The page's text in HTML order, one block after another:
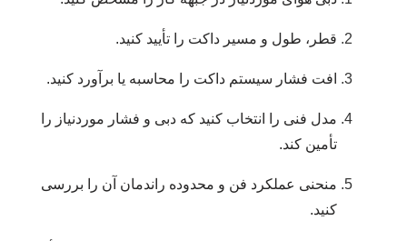
قطر، طول و مسیر داکت را تأیید کنید.
افت فشار سیستم داکت را محاسبه یا برآورد کنید.
مدل فنی را انتخاب کنید که دبی و فشار موردنیاز را
تأمین کند.
منحنی عملکرد فن و محدوده راندمان آن را بررسی
کنید.